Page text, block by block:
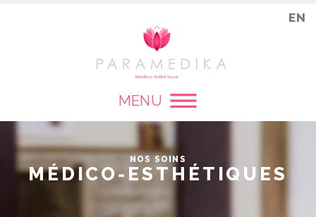
EN
MENU
NOS SOINS
MÉDICO-ESTHÉTIQUES